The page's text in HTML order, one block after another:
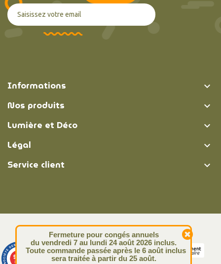
Informations 
Nos produits 
Lumière et Déco 
Légal 
Service client 
© Lumière et Déco | 2026
Fermeture pour congés annuels
du vendredi 7 au lundi 24 août 2026 inclus.
Toute commande passée après le 6 août inclus
sera traitée à partir du 25 août.
9.4
313 avis